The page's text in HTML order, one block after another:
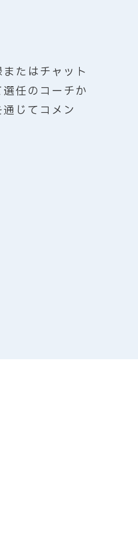
たはチャット
任のコーチか
じてコメン